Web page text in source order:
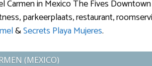
in Mexico The Fives
parkeerplaats, restaurant,
&Secrets Playa Mujeres.
(MEXICO)